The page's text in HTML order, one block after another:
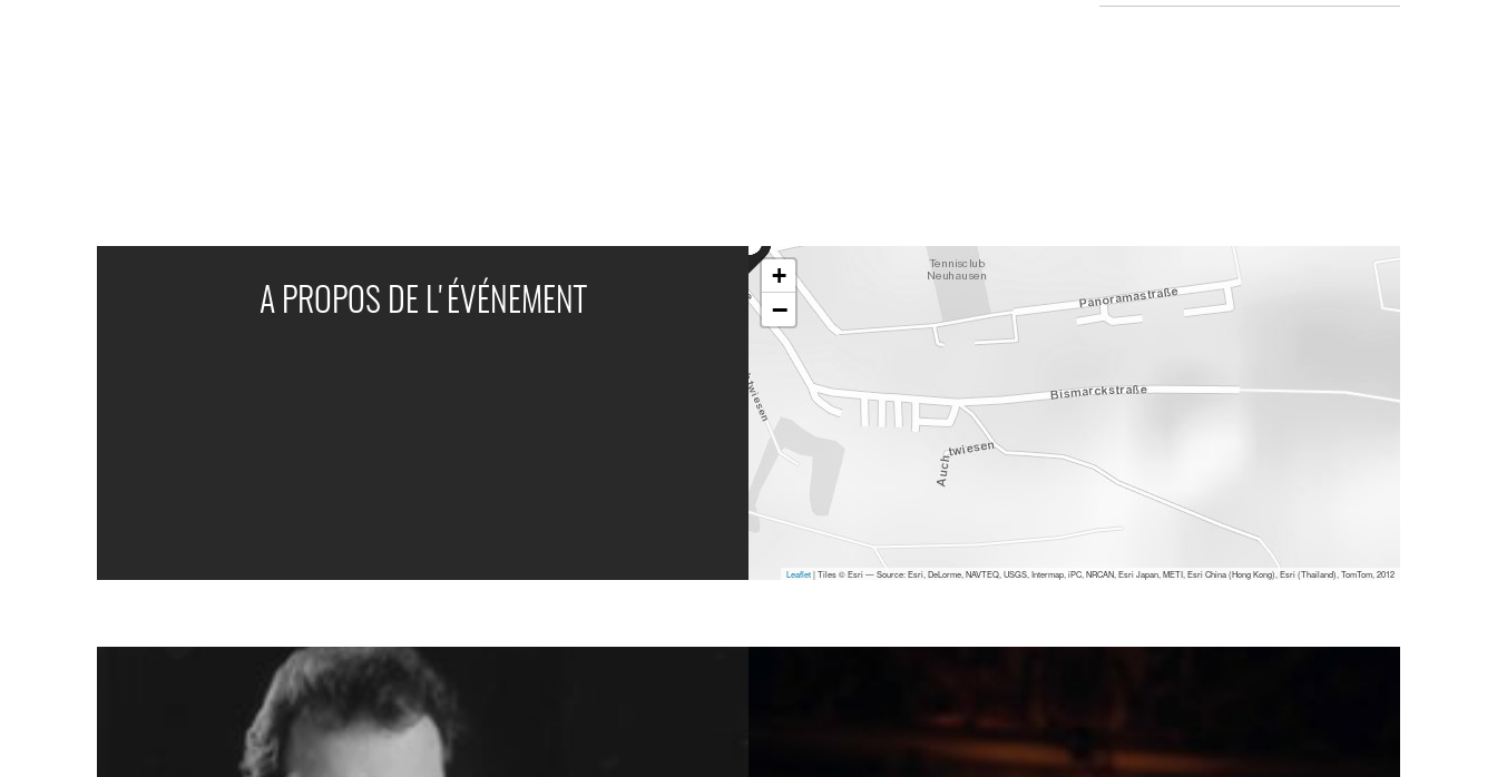
A PROPOS DE L'ÉVÉNEMENT
+
−
Leaflet| Tiles © Esri — Source: Esri, DeLorme, NAVTEQ, USGS, Intermap, iPC, NRCAN, Esri Japan, METI, Esri China (Hong Kong), Esri (Thailand), TomTom, 2012